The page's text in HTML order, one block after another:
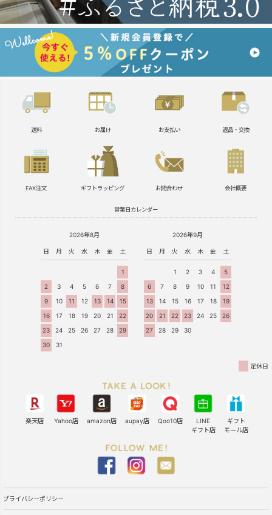
送料 お届け お支払い 返品・交換
FAX注文 ギフトラッピング お問合わせ 会社概要
営業日カレンダー
2026年8月
日 月 火 水 木 金 土
1
2
3 4 5 6 7
8
9
10 11 12 13 14
15
16
17 18 19 20 21
22
23
24 25 26 27 28
29
30
31
2026年9月
日 月 火 水 木 金 土
1 2 3 4
5
6
7 8 9 10 11
12
13
14 15 16 17 18
19
20
21 22 23 24 25
26
27
28 29 30
定休日
楽天店 Yahoo店 amazon店 aupay店 Qoo10店
LINE
ギフト店
ギフト
モール店
プライバシーポリシー